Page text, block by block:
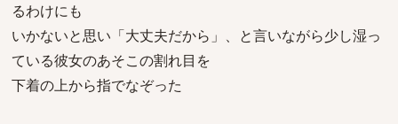
るわけにも
いかないと思い「大丈夫だから」、と言いながら少し湿っ
ている彼女のあそこの割れ目を
下着の上から指でなぞった